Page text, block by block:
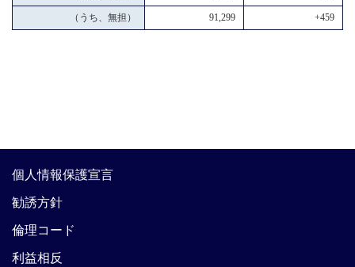
（うち、無担） 91,299 +459
個人情報保護宣言
勧誘方針
倫理コード
利益相反